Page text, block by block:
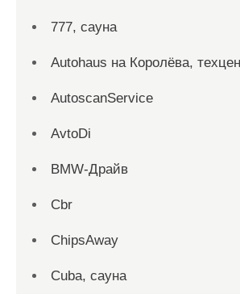
777, сауна
Autohaus на Королёва,
AutoscanService
AvtoDi
BMW-Драйв
Cbr
ChipsAway
Cuba, сауна